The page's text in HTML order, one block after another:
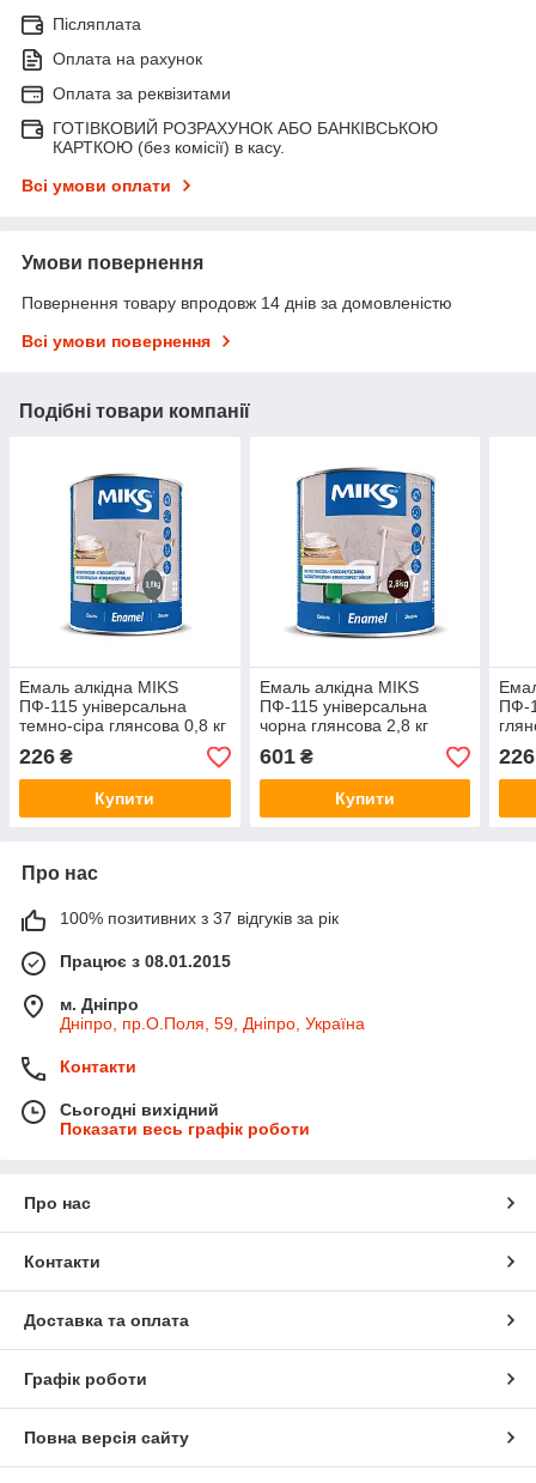
Післяплата
Оплата на рахунок
Оплата за реквізитами
ГОТІВКОВИЙ РОЗРАХУНОК АБО БАНКІВСЬКОЮ
КАРТКОЮ (без комісії) в касу.
Всі умови оплати
Умови повернення
Повернення товару впродовж 14 днів за домовленістю
Всі умови повернення
Подібні товари компанії
Емаль алкідна MIKS
ПФ-115 універсальна
темно-сіра глянсова 0,8 кг
226 ₴
Купити
Емаль алкідна MIKS
ПФ-115 універсальна
чорна глянсова 2,8 кг
601₴
Купити
ПФ-
226
Про нас
100% позитивних з 37 відгуків за рік
Працює з 08.01.2015
м. Дніпро
Дніпро, пр.О.Поля, 59, Дніпро, Україна
Контакти
Сьогодні вихідний
Показати весь графік роботи
Про нас
Контакти
Доставка та оплата
Графік роботи
Повна версія сайту